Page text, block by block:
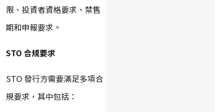
限、投資者資格要求、禁售
期和申報要求。
STO 合規要求
STO 發行方需要滿足多項合
規要求，其中包括：